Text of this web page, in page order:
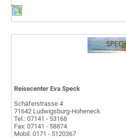
Reisecenter Eva Speck
Schäferstrasse 4
71642 Ludwigsburg-Hoheneck
Tel.: 07141 - 53168
Fax: 07141 - 58874
Mobil: 0171 - 5120367